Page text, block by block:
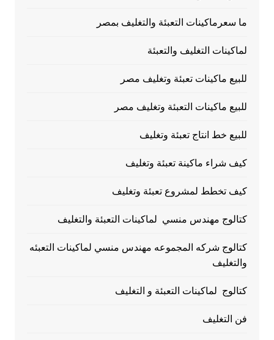
ما سعرماكينات التعبئة والتغليف بمصر
لماكينات التغليف والتعبئة
للبيع ماكينات تعبئة وتغليف مصر
للبيع ماكينات التعبئة وتغليف مصر
للبيع خط انتاج تعبئة وتغليف
كيف شراء ماكينة تعبئة وتغليف
كيف تخطط لمشروع تعبئة وتغليف
كتالوج مهندس منسي لماكينات التعبئة والتغليف
كتالوج شركه المجموعه مهندس منسي لماكينات التعبئه
والتغليف
كتالوج لماكينات التعبئة و التغليف
فن التغليف